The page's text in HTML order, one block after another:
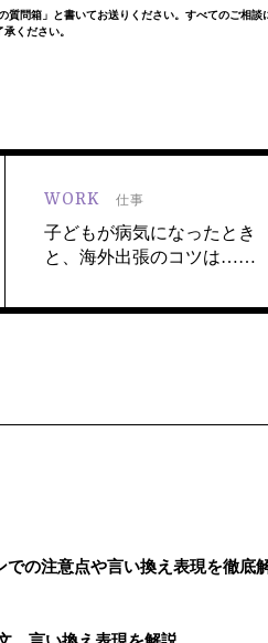
質問箱」と書いてお送りください。すべてのご相
ください。
WORK 仕事
子どもが病気になったとき
と、海外出張のコツは……
での注意点や言い換え表現を徹底